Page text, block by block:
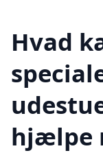
Hvad
hjælpe